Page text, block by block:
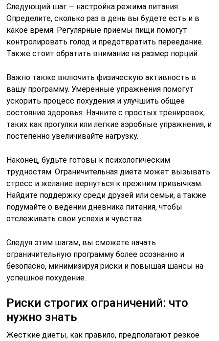
Следующий шаг — настройка режима питания.
Определите, сколько раз в день вы будете есть и в
какое время. Регулярные приемы пищи помогут
контролировать голод и предотвратить переедание.
Также стоит обратить внимание на размер порций.
Важно также включить физическую активность в
вашу программу. Умеренные упражнения помогут
ускорить процесс похудения и улучшить общее
состояние здоровья. Начните с простых тренировок,
таких как прогулки или легкие аэробные упражнения, и
постепенно увеличивайте нагрузку.
Наконец, будьте готовы к психологическим
трудностям. Ограничительная диета может вызывать
стресс и желание вернуться к прежним привычкам.
Найдите поддержку среди друзей или семьи, а также
подумайте о ведении дневника питания, чтобы
отслеживать свои успехи и чувства.
Следуя этим шагам, вы сможете начать
ограничительную программу более осознанно и
безопасно, минимизируя риски и повышая шансы на
успешное похудение.
Риски строгих ограничений: что
нужно знать
Жесткие диеты, как правило, предполагают резкое